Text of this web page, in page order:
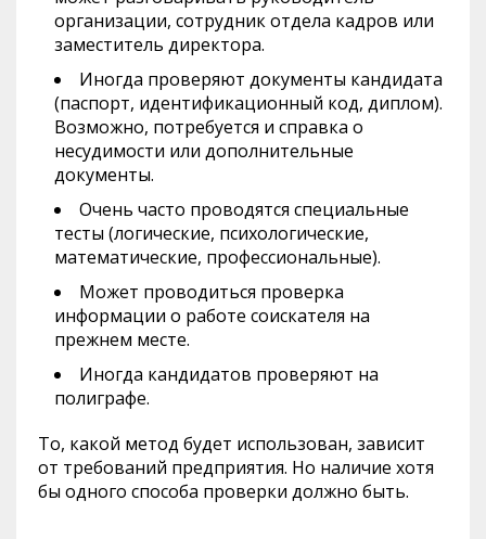
организации, сотрудник отдела кадров или
заместитель директора.
Иногда проверяют документы кандидата
(паспорт, идентификационный код, диплом).
Возможно, потребуется и справка о
несудимости или дополнительные
документы.
Очень часто проводятся специальные
тесты (логические, психологические,
математические, профессиональные).
Может проводиться проверка
информации о работе соискателя на
прежнем месте.
Иногда кандидатов проверяют на
полиграфе.
То, какой метод будет использован, зависит
от требований предприятия. Но наличие хотя
бы одного способа проверки должно быть.